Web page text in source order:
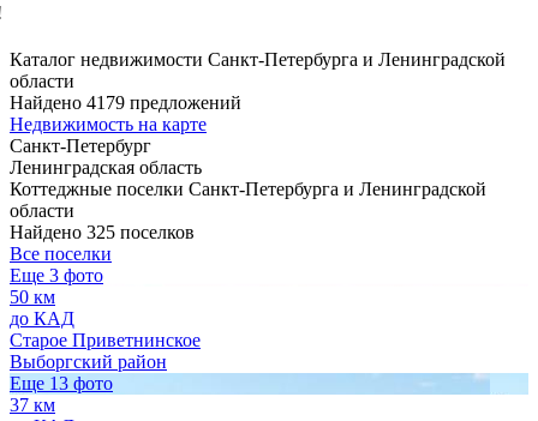
Каталог недвижимости Санкт-Петербурга и Ленинградской
области
Найдено 4179 предложений
Недвижимость на карте
Санкт-Петербург
Ленинградская область
Коттеджные поселки Санкт-Петербурга и Ленинградской
области
Найдено 325 поселков
Все поселки
Еще 3 фото
50 км
до КАД
Старое Приветнинское
Выборгский район
Еще 13 фото
37 км